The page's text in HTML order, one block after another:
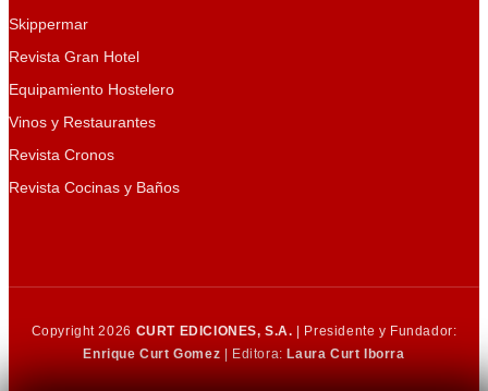
Skippermar
Revista Gran Hotel
Equipamiento Hostelero
Vinos y Restaurantes
Revista Cronos
Revista Cocinas y Baños
Copyright 2026 CURT EDICIONES, S.A. | Presidente y Fundador:
Enrique Curt Gomez | Editora:Laura Curt Iborra